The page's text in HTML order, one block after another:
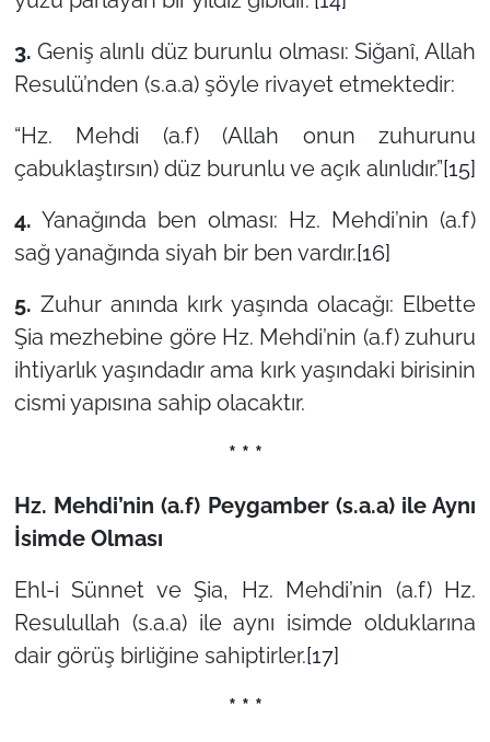
3.Geniş alınlı düz burunlu olması: Siğanî, Allah
Resulü’nden (s.a.a) şöyle rivayet etmektedir:
“Hz. Mehdi (a.f) (Allah onun zuhurunu
çabuklaştırsın) düz burunlu ve açık alınlıdır.”[15]
4. Yanağında ben olması: Hz. Mehdi’nin (a.f)
sağ yanağında siyah bir ben vardır.[16]
5. Zuhur anında kırk yaşında olacağı: Elbette
Şia mezhebine göre Hz. Mehdi’nin (a.f) zuhuru
ihtiyarlık yaşındadır ama kırk yaşındaki birisinin
cismi yapısına sahip olacaktır.
* * *
Hz. Mehdi’nin (a.f) Peygamber (s.a.a) ile Aynı
İsimde Olması
Ehl-i Sünnet ve Şia, Hz. Mehdi’nin (a.f) Hz.
Resulullah (s.a.a) ile aynı isimde olduklarına
dair görüş birliğine sahiptirler.[17]
* * *